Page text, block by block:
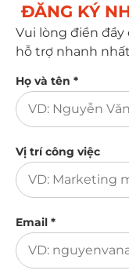
ĐĂNG KÝ
Vui lòng điền
hỗ trợ nhanh
Họ và tên *
Vị trí công việc
Email *